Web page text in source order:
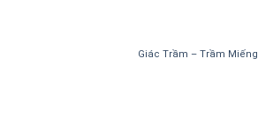
Giác Trầm – Trầm Miếng